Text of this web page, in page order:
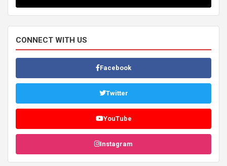
CONNECT WITH US
Facebook
Twitter
YouTube
Instagram